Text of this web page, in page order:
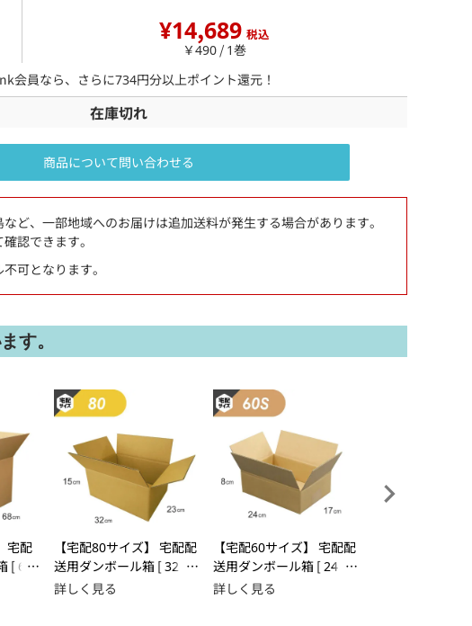
¥14,689 税込
￥490 / 1巻
会員なら、さらに734円分以上ポイント還元！
在庫切れ
商品について問い合わせる
ど、一部地域へのお届けは追加送料が発生する場合があります。
認できます。
可となります。
す。
宅配
[ 68
【宅配80サイズ】 宅配配
送用ダンボール箱 [ 32×2
3×15cm ]
詳しく見る
【宅配60サイズ】 宅配配
送用ダンボール箱 [ 24×1
7×8cm ]
詳しく見る